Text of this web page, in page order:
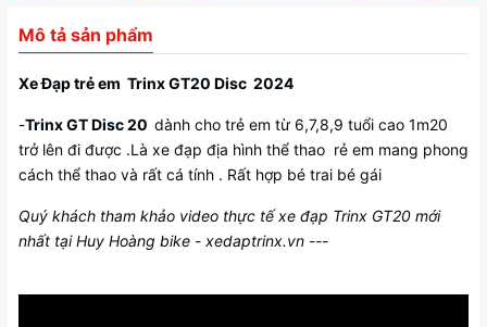
Mô tả sản phẩm
Xe Đạp trẻ em Trinx GT20 Disc 2024
-Trinx GT Disc 20 dành cho trẻ em từ 6,7,8,9 tuổi cao 1m20
trở lên đi được .Là xe đạp địa hình thể thao rẻ em mang phong
cách thể thao và rất cá tính . Rất hợp bé trai bé gái
Quý khách tham khảo video thực tế xe đạp Trinx GT20 mới
nhất tại Huy Hoàng bike - xedaptrinx.vn ---